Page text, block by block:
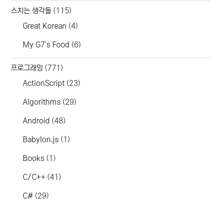
스치는 생각들 (115)
Great Korean (4)
My G7's Food (6)
프로그래밍 (771)
ActionScript (23)
Algorithms (29)
Android (48)
Babylon.js (1)
Books (1)
C/C++ (41)
C# (29)